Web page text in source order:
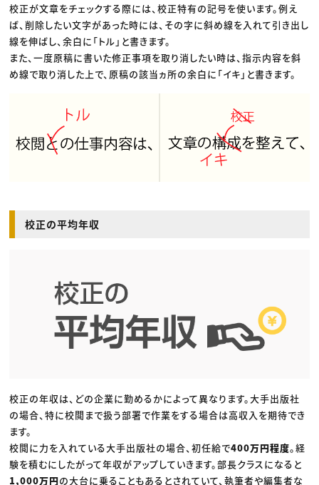
校正が文章をチェックする際には、校正特有の記号を使います。例え
ば、削除したい文字があった時には、その字に斜め線を入れて引き出し
線を伸ばし、余白に「トル」と書きます。
また、一度原稿に書いた修正事項を取り消したい時は、指示内容を斜
め線で取り消した上で、原稿の該当ヵ所の余白に「イキ」と書きます。
校正の平均年収
校正の年収は、どの企業に勤めるかによって異なります。大手出版社
の場合、特に校閲まで扱う部署で作業をする場合は高収入を期待でき
ます。
校閲に力を入れている大手出版社の場合、初任給で400万円程度。経
験を積むにしたがって年収がアップしていきます。部長クラスになると
1,000万円の大台に乗ることもあるとされていて、執筆者や編集者な